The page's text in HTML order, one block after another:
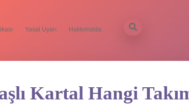
Yasal Uyarı Hakkımızda
Kartal Hangi